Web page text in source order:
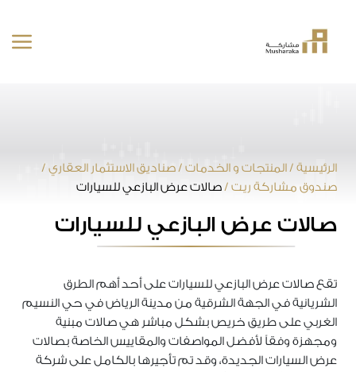
الرئيسية /المنتجات و الخدمات /صناديق الاستثمار العقاري /
صندوق مشاركة ريت /صالات عرض البازعي للسيارات
صالات عرض البازعي للسيارات
تقع صالات عرض البازعي للسيارات على أحد أهم الطرق
الشريانية في الجهة الشرقية من مدينة الرياض في حي النسيم
الغربي على طريق خريص بشكل مباشر هي صالات مبنية
ومجهزة وفقاً لأفضل المواصفات والمقاييس الخاصة بصالات
عرض السيارات الجديدة، وقد تم تأجيرها بالكامل على شركة